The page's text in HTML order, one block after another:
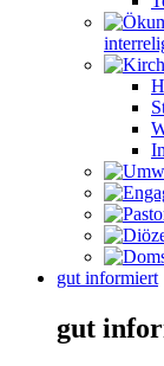
gut informiert
gut